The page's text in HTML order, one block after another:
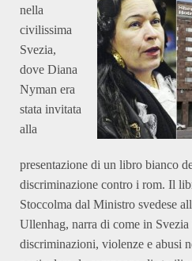
nella
civilissima
Svezia,
dove Diana
Nyman era
stata invitata
alla
presentazione di un libro bianco
discriminazione contro i rom. Il
Stoccolma dal Ministro svedese
Ullenhag, narra di come in
discriminazioni, violenze e abusi